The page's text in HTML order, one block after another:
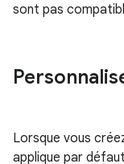
sont pas
Lorsque vous
applique par